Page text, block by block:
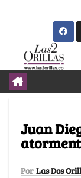
Juan
Por Las Dos